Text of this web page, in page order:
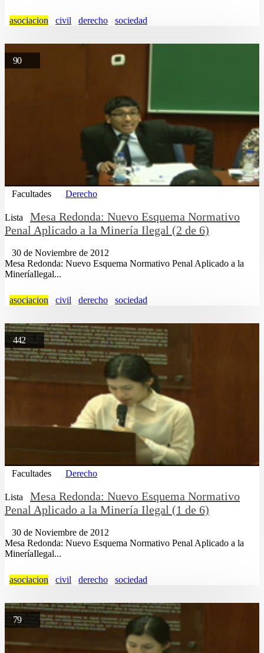
asociacion civil derecho sociedad
90
Facultades Derecho
Lista
Mesa Redonda: Nuevo Esquema Normativo
Penal Aplicado a la Minería Ilegal (2 de 6)
30 de Noviembre de 2012
Mesa Redonda: Nuevo Esquema Normativo Penal Aplicado a la
MineríaIlegal...
asociacion civil derecho sociedad
442
Facultades Derecho
Lista
Mesa Redonda: Nuevo Esquema Normativo
Penal Aplicado a la Minería Ilegal (1 de 6)
30 de Noviembre de 2012
Mesa Redonda: Nuevo Esquema Normativo Penal Aplicado a la
MineríaIlegal...
asociacion civil derecho sociedad
79